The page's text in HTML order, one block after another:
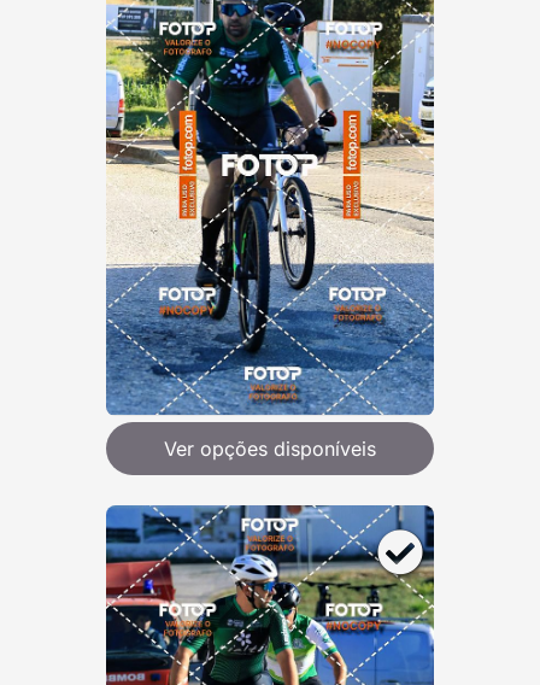
Ver opções disponíveis